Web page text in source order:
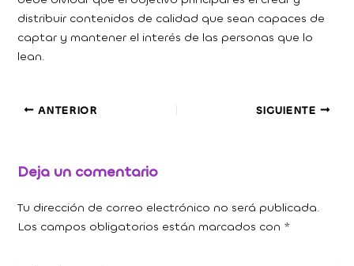
distribuir contenidos de calidad que sean capaces de
captar y mantener el interés de las personas que lo
lean.
ANTERIOR SIGUIENTE
Deja un comentario
Tu dirección de correo electrónico no será publicada.
Los campos obligatorios están marcados con *